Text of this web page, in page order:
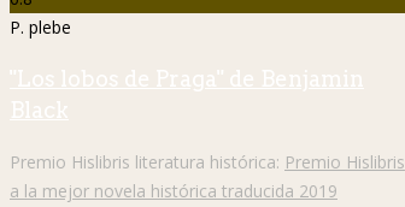
P. plebe
"Los lobos de Praga" de Benjamin
Black
Premio Hislibris literatura histórica: Premio Hislibris
a la mejor novela histórica traducida 2019